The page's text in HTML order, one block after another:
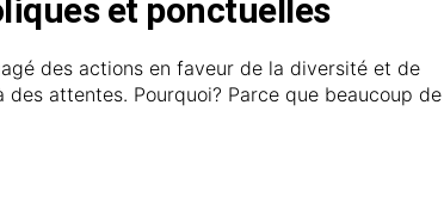
et ponctuelles
des actions en faveur de la diversité et de
attentes. Pourquoi? Parce que beaucoup de